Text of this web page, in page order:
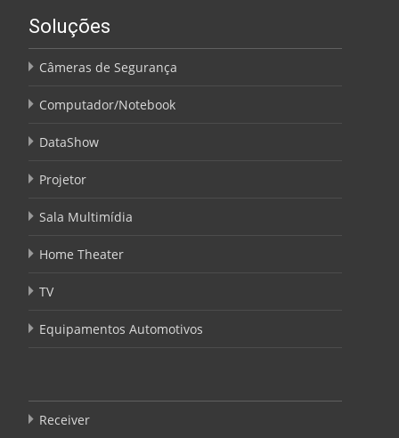
Soluções
Câmeras de Segurança
Computador/Notebook
DataShow
Projetor
Sala Multimídia
Home Theater
TV
Equipamentos Automotivos
Receiver